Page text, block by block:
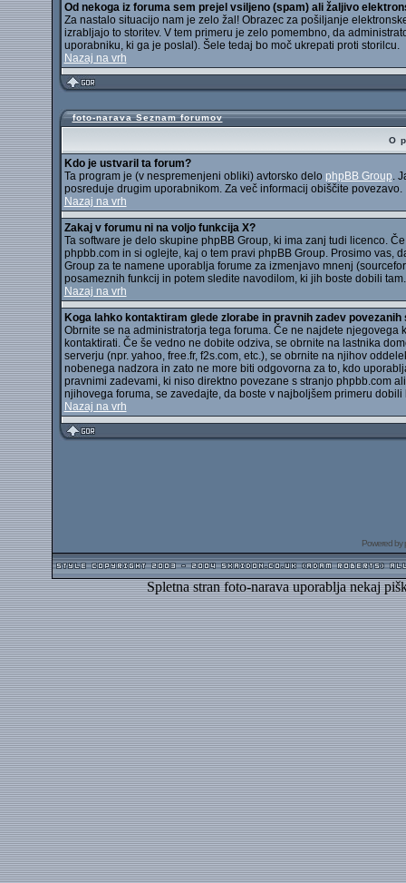
Od nekoga iz foruma sem prejel vsiljeno (spam) ali žaljivo
Za nastalo situacijo nam je zelo žal! Obrazec za pošiljanje
izrabljajo to storitev. V tem primeru je zelo pomembno, da
uporabniku, ki ga je poslal). Šele tedaj bo moč ukrepati proti storilcu.
Nazaj na vrh
foto-narava Seznam forumov
O
Kdo je ustvaril ta forum?
Ta program je (v nespremenjeni obliki) avtorsko delo phpBB Group.
posreduje drugim uporabnikom. Za več informacij obiščite povezavo.
Nazaj na vrh
Zakaj v forumu ni na voljo funkcija X?
Ta software je delo skupine phpBB Group, ki ima zanj tudi licenco.
phpbb.com in si oglejte, kaj o tem pravi phpBB Group. Prosimo vas,
Group za te namene uporablja forume za izmenjavo mnenj
posameznih funkcij in potem sledite navodilom, ki jih boste dobili tam.
Nazaj na vrh
Koga lahko kontaktiram glede zlorabe in pravnih zadev
Obrnite se na administratorja tega foruma. Če ne najdete
kontaktirati. Če še vedno ne dobite odziva, se obrnite na lastnika
serverju (npr. yahoo, free.fr, f2s.com, etc.), se obrnite na njihov
nobenega nadzora in zato ne more biti odgovorna za to, kdo
pravnimi zadevami, ki niso direktno povezane s stranjo phpbb.com
njihovega foruma, se zavedajte, da boste v najboljšem primeru
Nazaj na vrh
Powered by
Spletna stran foto-narava uporablja nekaj